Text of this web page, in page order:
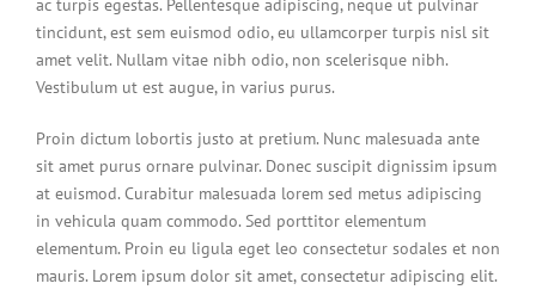
ac turpis egestas. Pellentesque adipiscing, neque ut pulvinar
tincidunt, est sem euismod odio, eu ullamcorper turpis nisl sit
amet velit. Nullam vitae nibh odio, non scelerisque nibh.
Vestibulum ut est augue, in varius purus.
Proin dictum lobortis justo at pretium. Nunc malesuada ante
sit amet purus ornare pulvinar. Donec suscipit dignissim ipsum
at euismod. Curabitur malesuada lorem sed metus adipiscing
in vehicula quam commodo. Sed porttitor elementum
elementum. Proin eu ligula eget leo consectetur sodales et non
mauris. Lorem ipsum dolor sit amet, consectetur adipiscing elit.